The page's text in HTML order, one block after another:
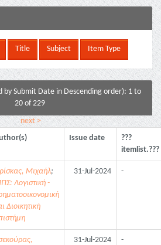
by Submit Date in Descending order): 1 to
20 of 229
next >
Issue date
???
itemlist.???
Μιχαήλ;
Λογιστική -
Διοικητική
31-Jul-2024 -
31-Jul-2024 -